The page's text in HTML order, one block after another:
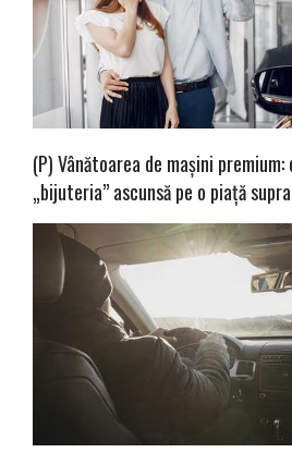
(P) Vânătoarea de mașini
„bijuteria” ascunsă pe o piață